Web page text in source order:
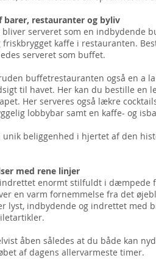
barer, restauranter og byliv
serveret som en indbydende
kaffe i restauranten.
serveret som buffet.
buffetrestauranten også en a
til havet. Her kan du bestille en
Her serveres også lækre
lobbybar samt en kaffe- og
unik beliggenhed i hjertet af den
med rene linjer
enormt stilfuldt i dæmpede
en varm fornemmelse fra det
lyst, indbydende og indrettet med
åben således at du både kan
af dagens allervarmeste timer.